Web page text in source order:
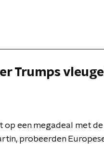
Trumps
op een megadeal met de
probeerden